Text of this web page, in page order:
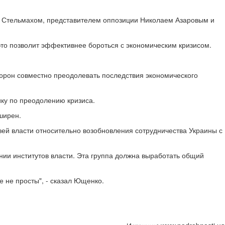
представителем оппозиции Николаем Азаровым и
позволит эффективнее бороться с экономическим кризисом.
совместно преодолевать последствия экономического
по преодолению кризиса.
власти относительно возобновления сотрудничества Украины с
институтов власти. Эта группа должна выработать общий
не просты", - сказал Ющенко.